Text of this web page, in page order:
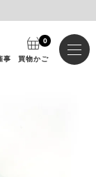
事 買物かご
0